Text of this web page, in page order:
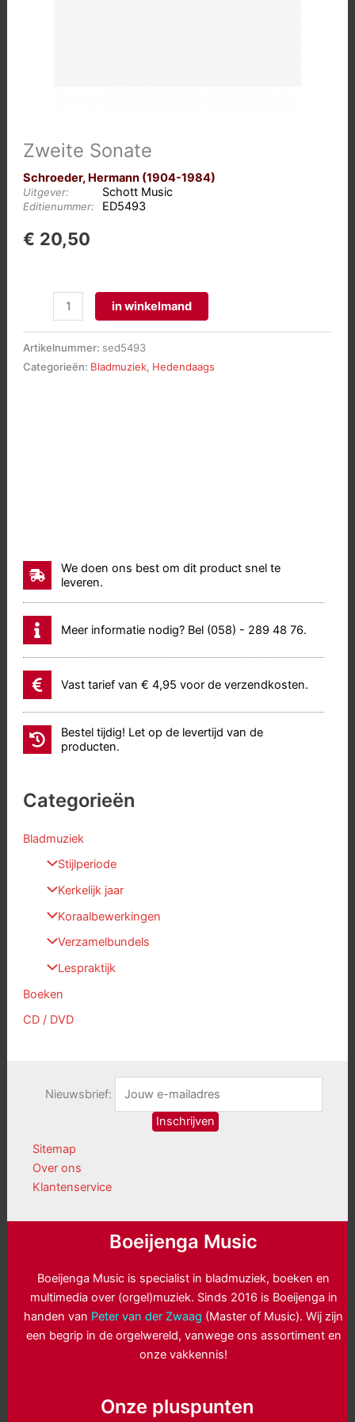
We doen ons best om dit product snel te
leveren.
Meer informatie nodig? Bel (058) - 289 48 76.
Vast tarief van € 4,95 voor de verzendkosten.
Bestel tijdig! Let op de levertijd van de
producten.
Categorieën
Bladmuziek
Stijlperiode
Kerkelijk jaar
Koraalbewerkingen
Verzamelbundels
Lespraktijk
Boeken
CD / DVD
Zweite Sonate
Schroeder, Hermann (1904-1984)
Uitgever: Schott Music
Editienummer: ED5493
€ 20,50
Sonate
in winkelmand
Artikelnummer: sed5493
Categorieën: Bladmuziek, Hedendaags
Nieuwsbrief:
Sitemap
Over ons
Klantenservice
Boeijenga Music
Boeijenga Music is specialist in bladmuziek, boeken en
multimedia over (orgel)muziek. Sinds 2016 is Boeijenga in
handen van Peter van der Zwaag (Master of Music). Wij zijn
een begrip in de orgelwereld, vanwege ons assortiment en
onze vakkennis!
Onze pluspunten